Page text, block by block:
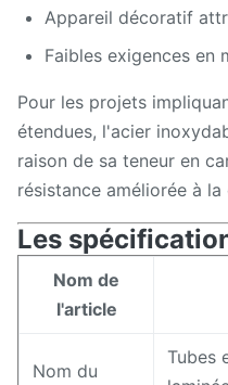
Appareil décoratif
Faibles exigences en
Pour les projets
étendues, l'acier
raison de sa teneur en
résistance améliorée à
Les
Nom de
l'article
Nom du
Tubes